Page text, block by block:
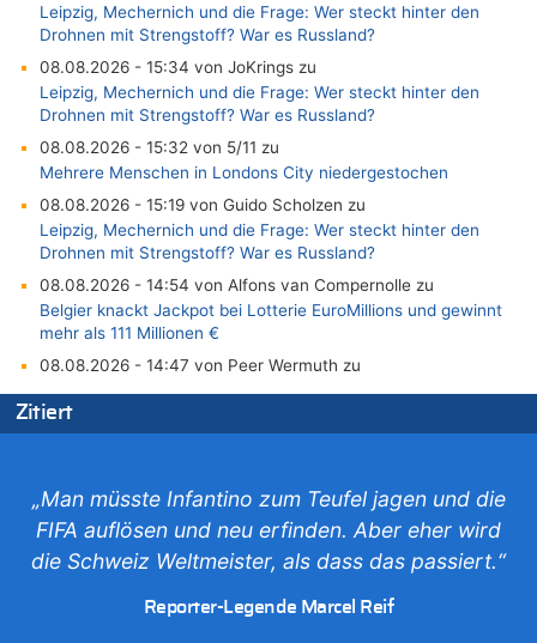
Leipzig, Mechernich und die Frage: Wer steckt hinter den
Drohnen mit Strengstoff? War es Russland?
08.08.2026 - 15:34 von JoKrings zu
Leipzig, Mechernich und die Frage: Wer steckt hinter den
Drohnen mit Strengstoff? War es Russland?
08.08.2026 - 15:32 von 5/11 zu
Mehrere Menschen in Londons City niedergestochen
08.08.2026 - 15:19 von Guido Scholzen zu
Leipzig, Mechernich und die Frage: Wer steckt hinter den
Drohnen mit Strengstoff? War es Russland?
08.08.2026 - 14:54 von Alfons van Compernolle zu
Belgier knackt Jackpot bei Lotterie EuroMillions und gewinnt
mehr als 111 Millionen €
08.08.2026 - 14:47 von Peer Wermuth zu
Leipzig, Mechernich und die Frage: Wer steckt hinter den
Drohnen mit Strengstoff? War es Russland?
Tempolimit in 30er-Zonen – Untersuchung von Vias
08.08.2026 - 13:23 von Hugo Egon Bernhard von Sinnen zu
Leipzig, Mechernich und die Frage: Wer steckt hinter den
Drohnen mit Strengstoff? War es Russland?
08.08.2026 - 13:03 von WK zu
Zitiert
„Man müsste Infantino zum Teufel jagen und die
FIFA auflösen und neu erfinden. Aber eher wird
die Schweiz Weltmeister, als dass das passiert.“
Reporter-Legende Marcel Reif